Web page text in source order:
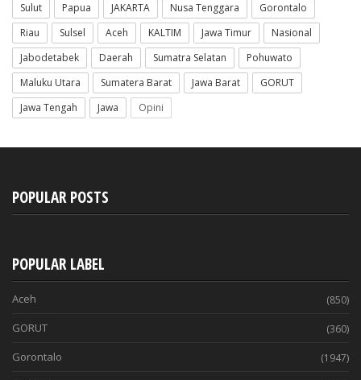
Sulut Papua JAKARTA Nusa Tenggara
Gorontalo
Riau
Sulsel Aceh KALTIM Jawa Timur
Nasional
Jabodetabek
Daerah Sumatra Selatan
Pohuwato
Maluku Utara
Sumatera Barat Jawa Barat
GORUT
Jawa Tengah
Jawa Opini
POPULAR POSTS
POPULAR LABEL
Aceh (850)
GORUT (360)
Gorontalo (1947)